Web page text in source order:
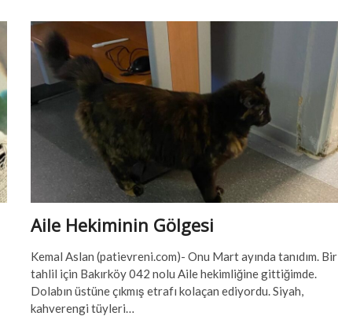
Aile Hekiminin Gölgesi
Kemal Aslan (patievreni.com)- Onu Mart ayında tanıdım. Bir
tahlil için Bakırköy 042 nolu Aile hekimliğine gittiğimde.
Dolabın üstüne çıkmış etrafı kolaçan ediyordu. Siyah,
kahverengi tüyleri…